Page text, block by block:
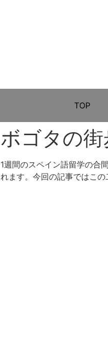
TOP
ボゴタの街
1週間のスペイン語留学の合
れます。今回の記事ではこの